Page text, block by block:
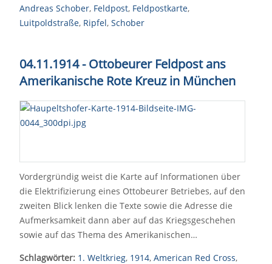
Andreas Schober, Feldpost, Feldpostkarte,
Luitpoldstraße, Ripfel, Schober
04.11.1914 - Ottobeurer Feldpost ans
Amerikanische Rote Kreuz in München
Vordergründig weist die Karte auf Informationen über
die Elektrifizierung eines Ottobeurer Betriebes, auf den
zweiten Blick lenken die Texte sowie die Adresse die
Aufmerksamkeit dann aber auf das Kriegsgeschehen
sowie auf das Thema des Amerikanischen…
Schlagwörter: 1. Weltkrieg, 1914, American Red Cross,